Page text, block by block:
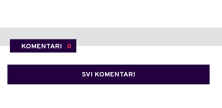
KOMENTARI 0
SVI KOMENTARI